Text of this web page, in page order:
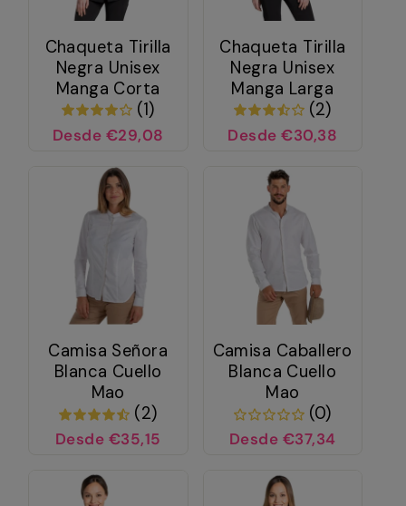
Chaqueta Tirilla
Negra Unisex
Manga Corta
(1)
Desde €29,08
Chaqueta Tirilla
Negra Unisex
Manga Larga
(2)
Desde €30,38
Camisa Señora
Blanca Cuello
Mao
(2)
Desde €35,15
Camisa Caballero
Blanca Cuello
Mao
(0)
Desde €37,34